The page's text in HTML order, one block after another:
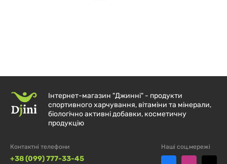
Інтернет-магазин "Джинні" - продукти
спортивного харчування, вітаміни та мінерали,
біологічно активні добавки, косметичну
продукцію
Контактні телефони
+38 (099) 777-33-45
Наші соц.мережі